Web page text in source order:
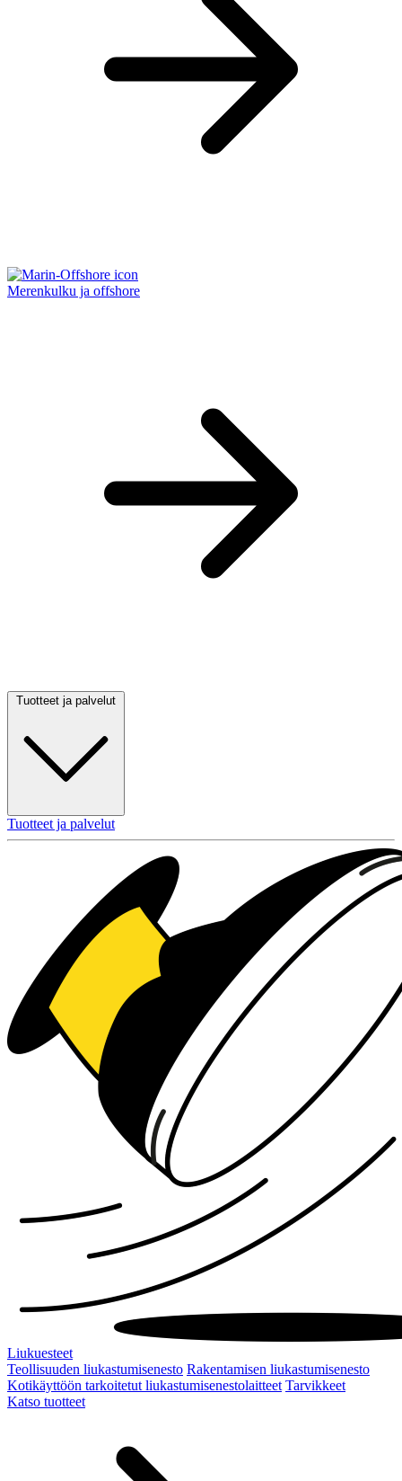
Merenkulku ja offshore
Tuotteet ja palvelut
Tuotteet ja palvelut
Liukuesteet
Teollisuuden liukastumisenesto Rakentamisen liukastumisenesto
Kotikäyttöön tarkoitetut liukastumisenestolaitteet Tarvikkeet
Katso tuotteet